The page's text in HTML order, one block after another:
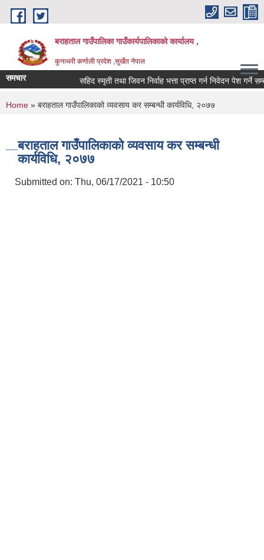
Skip to main content
बराहताल गाउँपालिका गाउँकार्यपालिकाको कार्यालय ,
कुनाथरी कर्णाली प्रदेश ,सुर्खेत नेपाल
समचार सहिद स्मृती तथा जिवन निर्वाह भत्ता प्राप्त गर्न निवेदन पेश गर्ने
You are here
Home » बराहताल गाउँपालिकाको व्यवसाय कर सम्बन्धी कार्यविधि, २०७७
बराहताल गाउँपालिकाको व्यवसाय कर सम्बन्धी
कार्यविधि, २०७७
Submitted on: Thu, 06/17/2021 - 10:50